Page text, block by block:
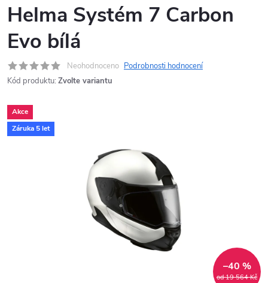
Helma Systém 7 Carbon
Evo bílá
Neohodnoceno Podrobnosti hodnocení
Kód produktu: Zvolte variantu
Akce
Záruka 5 let
od 19 564 Kč
–40 %